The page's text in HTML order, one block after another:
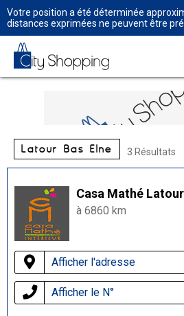
Votre position a été déterminée
distances exprimées ne peuvent être
Latour Bas Elne 3 Résultats
Casa Mathé
à 6860 km
Afficher l'adresse
Afficher le N°